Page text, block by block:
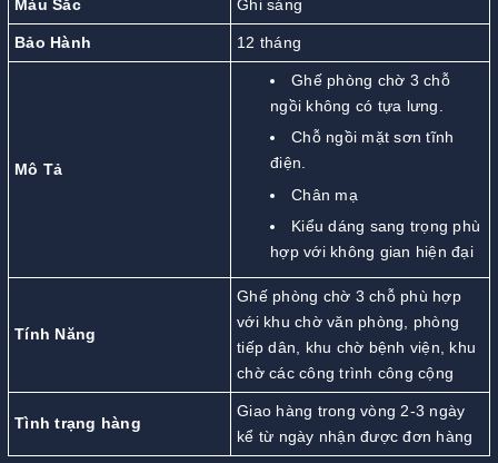
Màu Sắc Ghi sáng
Bảo Hành 12 tháng
Mô Tả
Ghế phòng chờ 3 chỗ
ngồi không có tựa lưng.
Chỗ ngồi mặt sơn tĩnh
điện.
Chân mạ
Kiểu dáng sang trọng phù
hợp với không gian hiện đại
Tính Năng
Ghế phòng chờ 3 chỗ phù hợp
với khu chờ văn phòng, phòng
tiếp dân, khu chờ bệnh viện, khu
chờ các công trình công cộng
Tình trạng hàng
Giao hàng trong vòng 2-3 ngày
kể từ ngày nhận được đơn hàng